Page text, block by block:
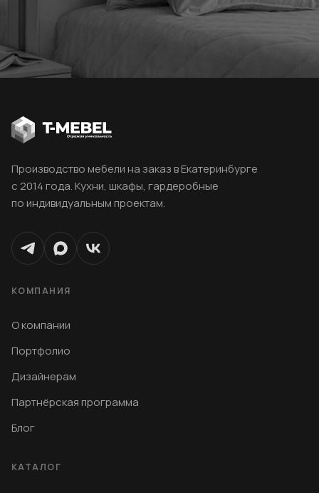
Производство мебели на заказ в Екатеринбурге
с 2014 года. Кухни, шкафы, гардеробные
по индивидуальным проектам.
КОМПАНИЯ
О компании
Портфолио
Дизайнерам
Партнёрская программа
Блог
КАТАЛОГ